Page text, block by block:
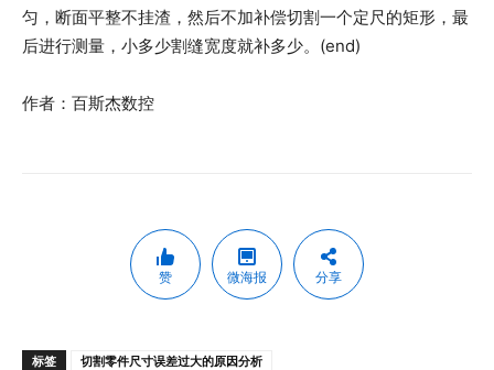
匀，断面平整不挂渣，然后不加补偿切割一个定尺的矩形，最
后进行测量，小多少割缝宽度就补多少。(end)
作者：百斯杰数控
赞 微海报 分享
标签 切割零件尺寸误差过大的原因分析